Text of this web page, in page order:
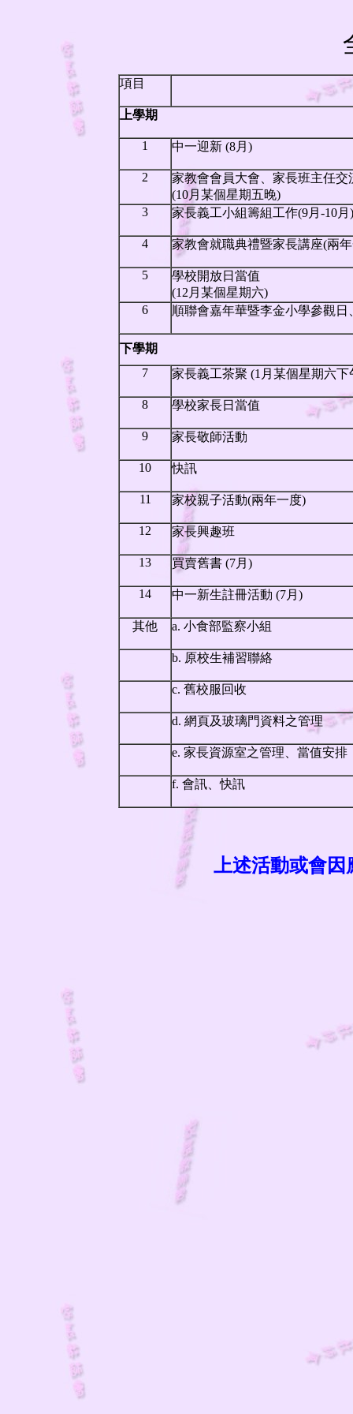
項目
上學期
1 中一迎新 (8月)
2
家教會會員大會、家長班主任交
(10月某個星期五晚)
3
家長義工小組籌組工作(9月-10月)
4 家教會就職典禮暨家長講座(兩
5
學校開放日當值
(12月某個星期六)
6
順聯會嘉年華暨李金小學參觀日
下學期
7
家長義工茶聚 (1月某個星期六下
8 學校家長日當值
9 家長敬師活動
10 快訊
11 家校親子活動(兩年一度)
12 家長興趣班
13 買賣舊書 (7月)
14 中一新生註冊活動 (7月)
其他 a. 小食部監察小組
b. 原校生補習聯絡
c. 舊校服回收
d. 網頁及玻璃門資料之管理
e. 家長資源室之管理、當值安排
f. 會訊、快訊
上述活動或會因